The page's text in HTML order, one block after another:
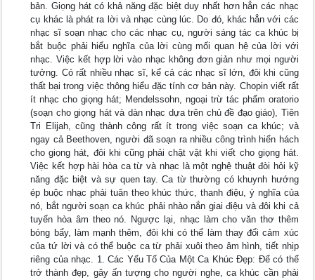
bản. Giọng hát có khả năng đặc biệt duy nhất hơn hẳn các nhạc
cụ khác là phát ra lời và nhạc cùng lúc. Do đó, khác hẳn với các
nhạc sĩ soạn nhạc cho các nhạc cụ, người sáng tác ca khúc bị
bắt buộc phải hiểu nghĩa của lời cùng mối quan hệ của lời với
nhạc. Việc kết hợp lời vào nhạc không đơn giản như mọi người
tưởng. Có rất nhiều nhạc sĩ, kể cả các nhạc sĩ lớn, đôi khi cũng
thất bại trong việc thông hiểu đặc tính cơ bản này. Chopin viết rất
ít nhạc cho giọng hát; Mendelssohn, ngoại trừ tác phẩm oratorio
(soạn cho giọng hát và dàn nhạc dựa trên chủ đề đạo giáo), Tiên
Tri Elijah, cũng thành công rất ít trong việc soạn ca khúc; và
ngay cả Beethoven, người đã soạn ra nhiều công trình hiển hách
cho giọng hát, đôi khi cũng phải chật vật khi viết cho giọng hát.
Việc kết hợp hài hòa ca từ và nhạc là một nghệ thuật đòi hỏi kỹ
năng đặc biệt và sự quen tay. Ca từ thường có khuynh hướng
ép buộc nhạc phải tuân theo khúc thức, thanh điệu, ý nghĩa của
nó, bắt người soạn ca khúc phải nhào nắn giai điệu và đôi khi cả
tuyến hòa âm theo nó. Ngược lại, nhạc làm cho văn thơ thêm
bóng bẩy, làm mạnh thêm, đôi khi có thể làm thay đổi cảm xúc
của tứ lời và có thể buộc ca từ phải xuôi theo âm hình, tiết nhịp
riêng của nhạc. 1. Các Yếu Tố Của Một Ca Khúc Đẹp: Để có thể
trở thành đẹp, gây ấn tượng cho người nghe, ca khúc cần phải